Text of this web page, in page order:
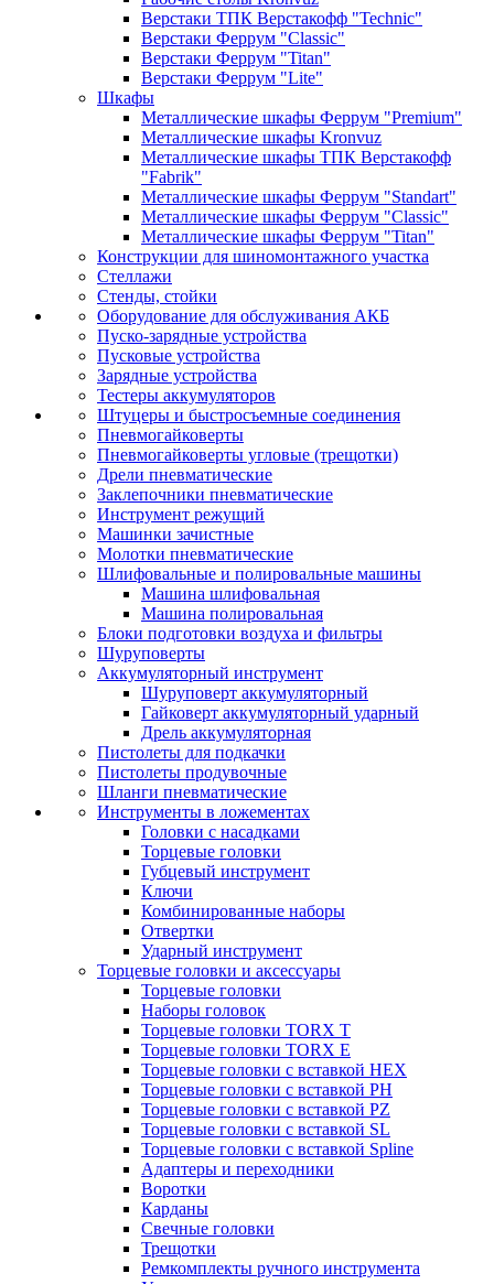
Верстаки ТПК Верстакофф "Technic"
Верстаки Феррум "Classic"
Верстаки Феррум "Titan"
Верстаки Феррум "Lite"
Шкафы
Металлические шкафы Феррум "Premium"
Металлические шкафы Kronvuz
Металлические шкафы ТПК Верстакофф
"Fabrik"
Металлические шкафы Феррум "Standart"
Металлические шкафы Феррум "Classic"
Металлические шкафы Феррум "Titan"
Конструкции для шиномонтажного участка
Стеллажи
Стенды, стойки
Оборудование для обслуживания АКБ
Пуско-зарядные устройства
Пусковые устройства
Зарядные устройства
Тестеры аккумуляторов
Штуцеры и быстросъемные соединения
Пневмогайковерты
Пневмогайковерты угловые (трещотки)
Дрели пневматические
Заклепочники пневматические
Инструмент режущий
Машинки зачистные
Молотки пневматические
Шлифовальные и полировальные машины
Машина шлифовальная
Машина полировальная
Блоки подготовки воздуха и фильтры
Шуруповерты
Аккумуляторный инструмент
Шуруповерт аккумуляторный
Гайковерт аккумуляторный ударный
Дрель аккумуляторная
Пистолеты для подкачки
Пистолеты продувочные
Шланги пневматические
Инструменты в ложементах
Головки с насадками
Торцевые головки
Губцевый инструмент
Ключи
Комбинированные наборы
Отвертки
Ударный инструмент
Торцевые головки и аксессуары
Торцевые головки
Наборы головок
Торцевые головки TORX T
Торцевые головки TORX Е
Торцевые головки с вставкой HEX
Торцевые головки с вставкой PH
Торцевые головки с вставкой PZ
Торцевые головки с вставкой SL
Торцевые головки с вставкой Spline
Адаптеры и переходники
Воротки
Карданы
Свечные головки
Трещотки
Ремкомплекты ручного инструмента